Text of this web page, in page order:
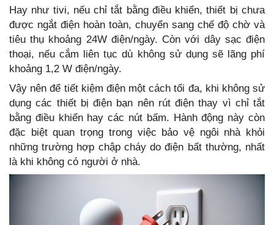
Hay như tivi, nếu chỉ tắt bằng điều khiển, thiết bị chưa
được ngắt điện hoàn toàn, chuyển sang chế độ chờ và
tiêu thụ khoảng 24W điện/ngày. Còn với dây sạc điện
thoại, nếu cắm liên tục dù không sử dụng sẽ lãng phí
khoảng 1,2 W điện/ngày.
Vậy nên để tiết kiệm điện một cách tối đa, khi không sử
dụng các thiết bị điện bạn nên rút điện thay vì chỉ tắt
bằng điều khiển hay các nút bấm. Hành động này còn
đặc biệt quan trọng trong việc bảo vệ ngôi nhà khỏi
những trường hợp chập cháy do điện bất thường, nhất
là khi không có người ở nhà.